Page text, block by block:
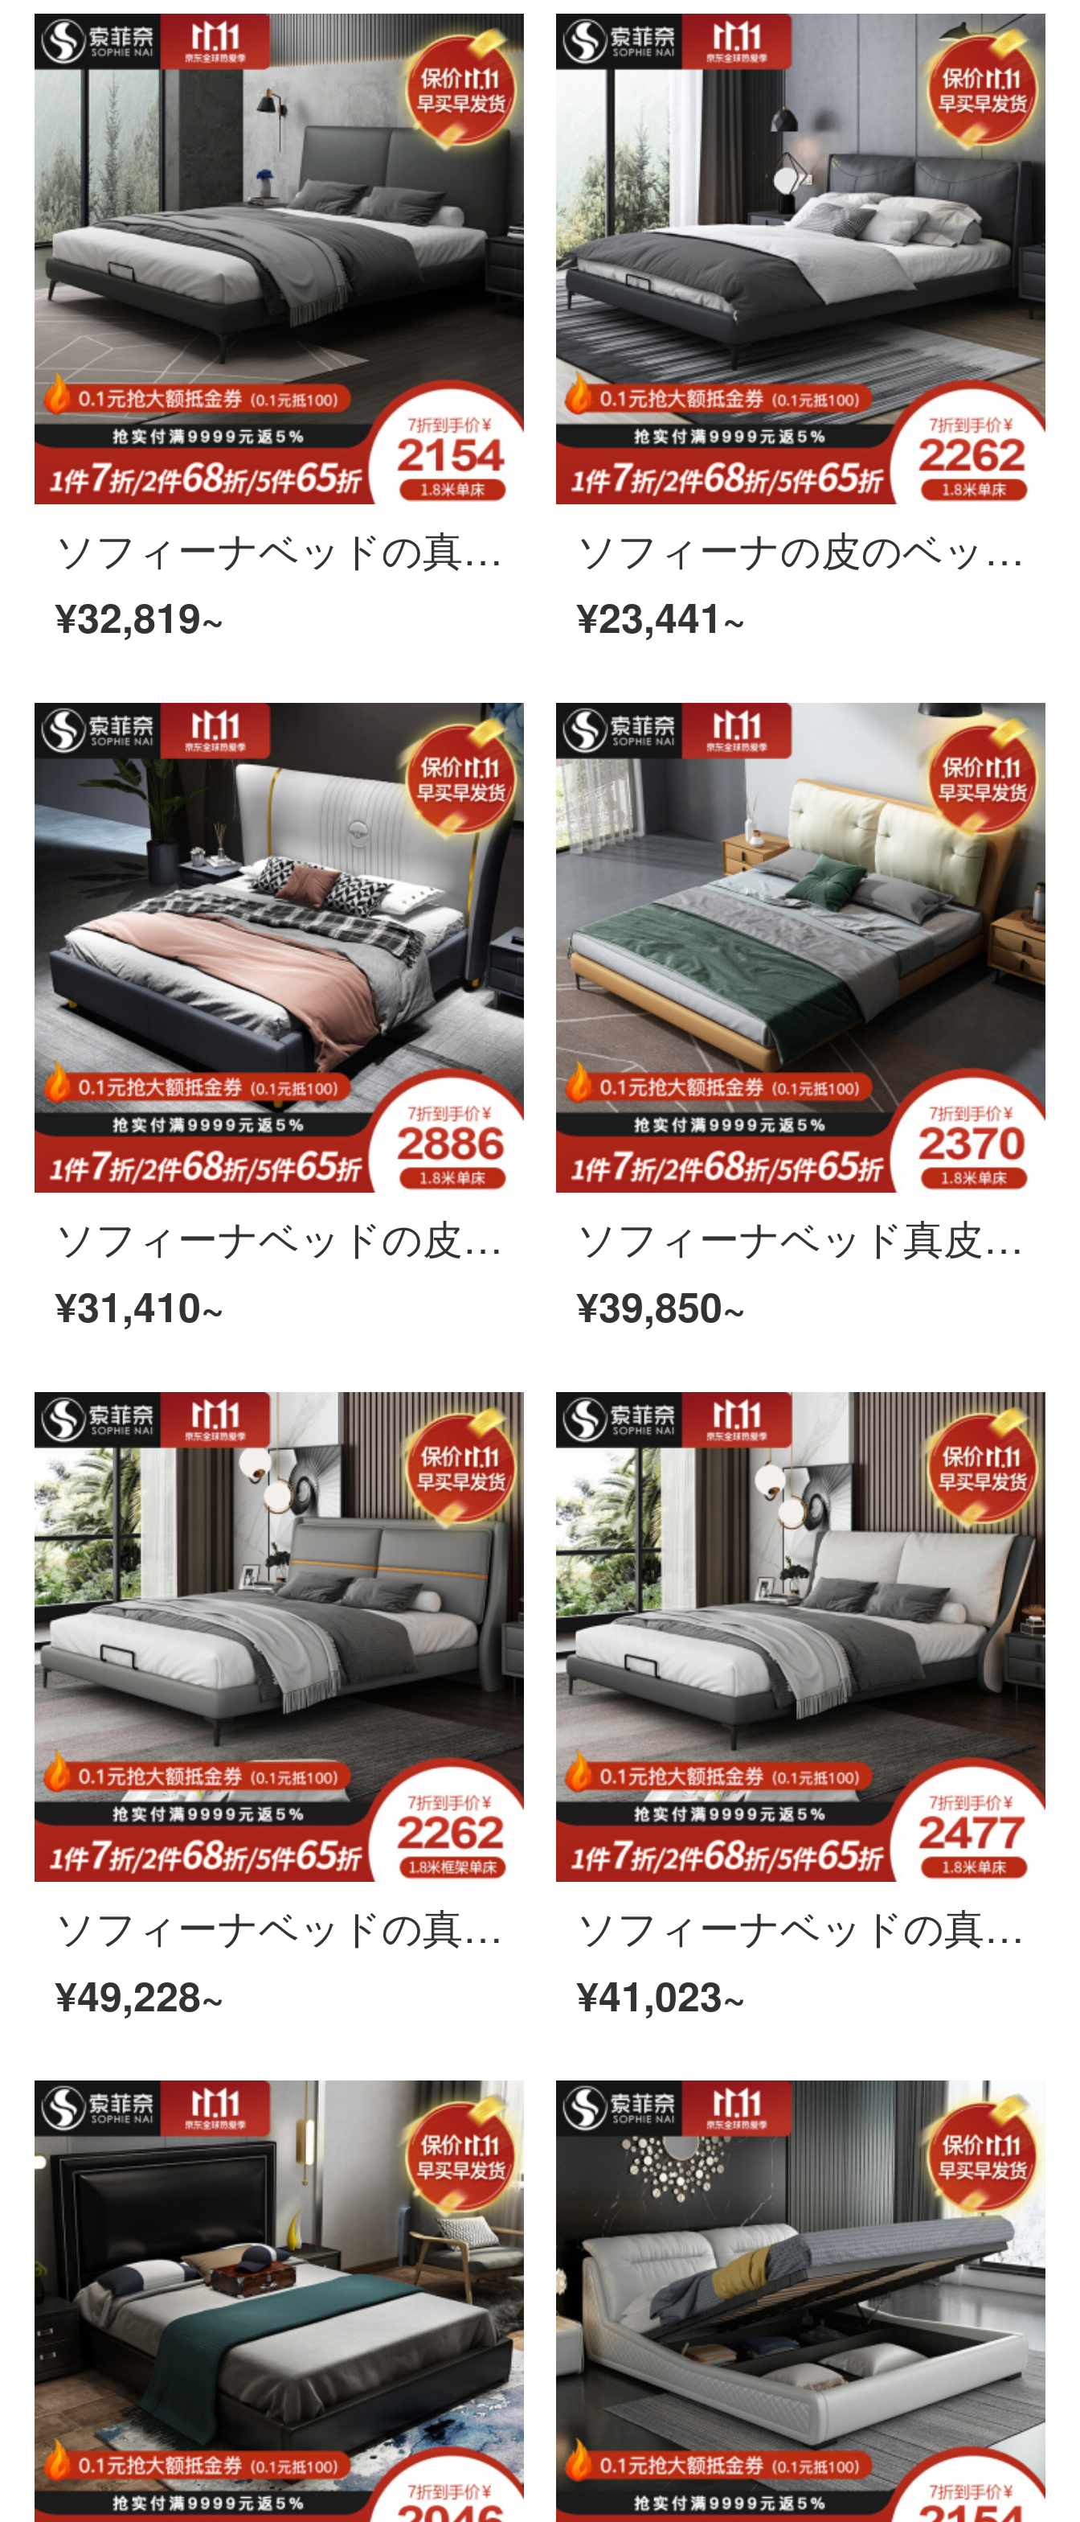
ソフィーナベッドの真皮ベッド1.8メートル北欧の軽奢ベッドの真皮ベッドのシンプルな現代のベッドのダブルベッドの結婚式ベッドの家具のベッド+ベッドのヘッドセット*2 1800*2000
¥32,819~
ソフィーナの皮のベッド北欧の実木の真皮のベッド近代的な頭の階の牛の皮の階の大皮の主な寝台の1.8メートルのダブルベッドの簡単な保管物の皮の芸のシーツのベッド1500*2000
¥23,441~
ソフィーナベッドの皮の芸のベッドのイタリア式の極楽ベッドは簡単で現代の軽奢なinsネットの赤いダブルベッドの1.8メートルの高さの背もたれの北欧のベッドの真皮のシーツのベッドの1800*2000を約束します。
¥31,410~
ソフィーナベッド真皮ベッド北欧真皮ベッド現代簡単ダブルベッドの主なベッドの結婚式ベッド1.8メートルの軽い贅沢な皮のベッドの小さな部屋型ネットの赤いベッド+マットレス+マットレス+マットレス*1 1800*2000
¥39,850~
ソフィーナベッドの真皮ベッド現代シンプルベッドの上皮ベッドの高箱ベッドの軽贅沢な真皮ベッドのダブルベッド1.8メートル1.5メートルベッド+マットレス+マットレス*2(高箱)1800*2000
¥49,228~
ソフィーナベッドの真皮ベッドの布芸ベッドの真皮ベッドは現代簡単です。北欧の軽奢なダブルベッドの主な寝台は1.8メートルの極簡単なものです。
¥41,023~